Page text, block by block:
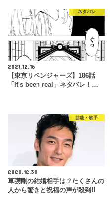
ネタバレ
2021.12.16
【東京リベンジャーズ】186話
「It's been real」ネタバレ！…
芸能・歌手
2020.12.30
草彅剛の結婚相手は？たくさんの
人から驚きと祝福の声が殺到!!